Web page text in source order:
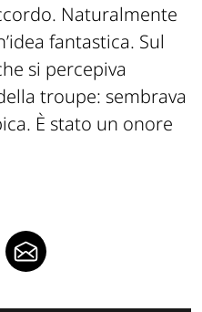
Naturalmente
fantastica. Sul
si percepiva
troupe: sembrava
È stato un onore